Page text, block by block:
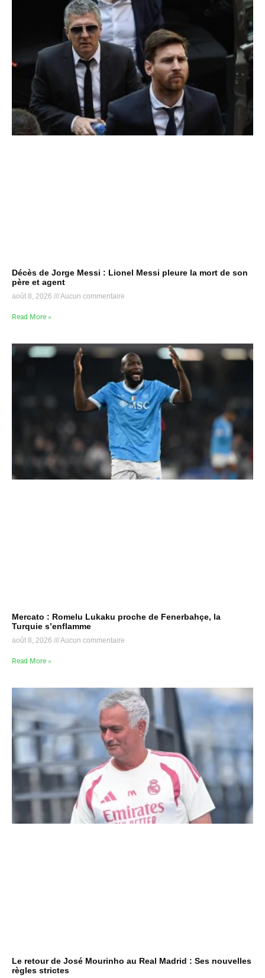
Décès de Jorge Messi : Lionel Messi pleure la mort de son
père et agent
août 8, 2026 Aucun commentaire
Read More »
Mercato : Romelu Lukaku proche de Fenerbahçe, la
Turquie s’enflamme
août 8, 2026 Aucun commentaire
Read More »
Le retour de José Mourinho au Real Madrid : Ses nouvelles
règles strictes